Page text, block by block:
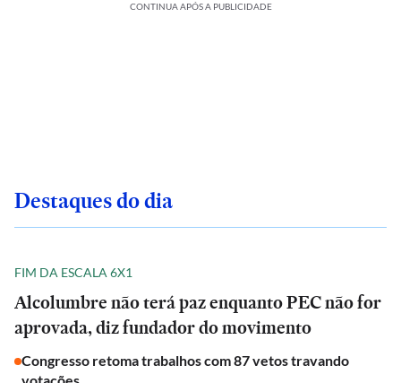
CONTINUA APÓS A PUBLICIDADE
Destaques do dia
FIM DA ESCALA 6X1
Alcolumbre não terá paz enquanto PEC não for
aprovada, diz fundador do movimento
Congresso retoma trabalhos com 87 vetos travando